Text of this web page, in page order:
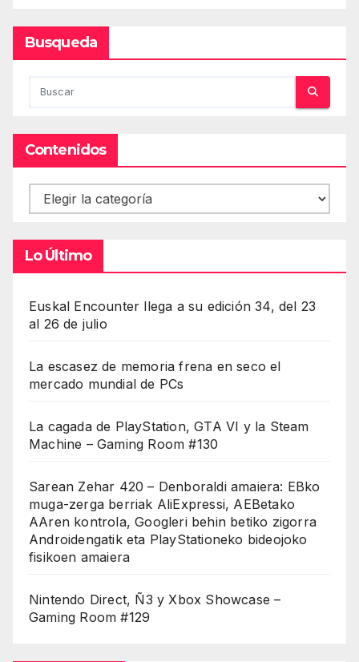
Busqueda
Contenidos
Contenidos
Lo Último
Euskal Encounter llega a su edición 34, del 23
al 26 de julio
La escasez de memoria frena en seco el
mercado mundial de PCs
La cagada de PlayStation, GTA VI y la Steam
Machine – Gaming Room #130
Sarean Zehar 420 – Denboraldi amaiera: EBko
muga-zerga berriak AliExpressi, AEBetako
AAren kontrola, Googleri behin betiko zigorra
Androidengatik eta PlayStationeko bideojoko
fisikoen amaiera
Nintendo Direct, Ñ3 y Xbox Showcase –
Gaming Room #129